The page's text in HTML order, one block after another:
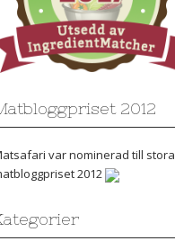
2012
var nominerad till stora
2012